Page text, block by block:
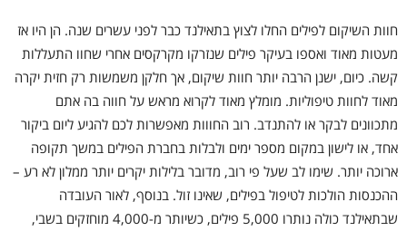
חוות השיקום לפילים החלו לצוץ בתאילנד כבר לפני עשרים שנה. הן היו אז
מעטות מאוד ואספו בעיקר פילים שנזרקו מקרקסים אחרי שחוו התעללות
קשה. כיום, ישנן הרבה יותר חוות שיקום, אך חלקן משמשות רק חזית יקרה
מאוד לחוות טיפוליות. מומלץ מאוד לקרוא מראש על חווה בה אתם
מתכוונים לבקר או להתנדב. רוב החווות מאפשרות לכם להגיע ליום ביקור
אחד, או לישון במקום מספר ימים ולבלות בחברת הפילים במשך תקופה
ארוכה יותר. שימו לב שעל פי רוב, מדובר בלילות יקרים יותר ממלון לא רע –
ההכנסות הולכות לטיפול בפילים, שאינו זול. בנוסף, לאור העובדה
שבתאילנד כולה נותרו 5,000 פילים, כשיותר מ-4,000 מוחזקים בשבי,